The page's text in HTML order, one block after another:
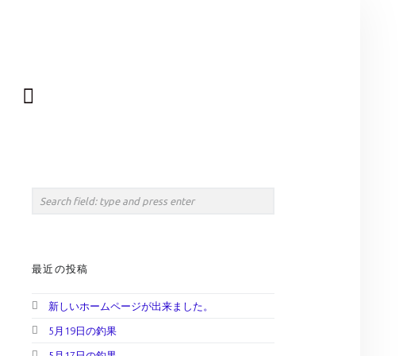
最近の投稿
新しいホームページが出来ました。
5月19日の釣果